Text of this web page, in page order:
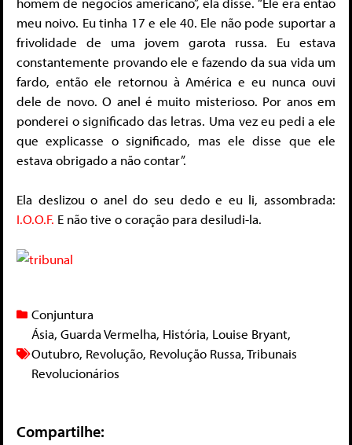
meu noivo. Eu tinha 17 e ele 40. Ele não pode suportar a
frivolidade de uma jovem garota russa. Eu estava
constantemente provando ele e fazendo da sua vida um
fardo, então ele retornou à América e eu nunca ouvi
dele de novo. O anel é muito misterioso. Por anos em
ponderei o significado das letras. Uma vez eu pedi a ele
que explicasse o significado, mas ele disse que ele
estava obrigado a não contar”.
Ela deslizou o anel do seu dedo e eu li, assombrada:
I.O.O.F. E não tive o coração para desiludi-la.
Conjuntura
Ásia, Guarda Vermelha, História, Louise Bryant,
Outubro, Revolução, Revolução Russa,Tribunais
Revolucionários
Compartilhe: